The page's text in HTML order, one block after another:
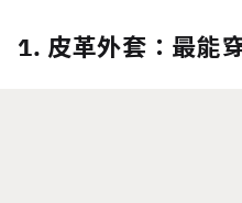
1. 皮革外套：最能